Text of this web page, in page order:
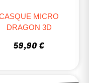
MICRO
DRAGON 3D
59,90 €